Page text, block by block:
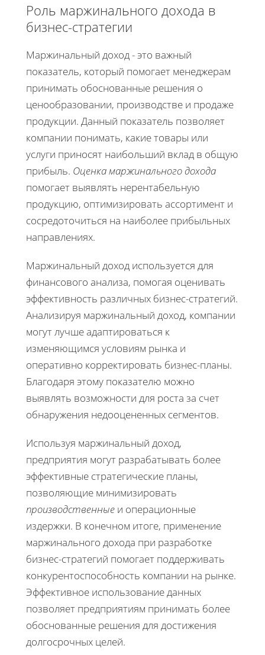
Роль маржинального дохода в
бизнес-стратегии
Маржинальный доход - это важный
показатель, который помогает менеджерам
принимать обоснованные решения о
ценообразовании, производстве и продаже
продукции. Данный показатель позволяет
компании понимать, какие товары или
услуги приносят наибольший вклад в общую
прибыль. Оценка маржинального дохода
помогает выявлять нерентабельную
продукцию, оптимизировать ассортимент и
сосредоточиться на наиболее прибыльных
направлениях.
Маржинальный доход используется для
финансового анализа, помогая оценивать
эффективность различных бизнес-стратегий.
Анализируя маржинальный доход, компании
могут лучше адаптироваться к
изменяющимся условиям рынка и
оперативно корректировать бизнес-планы.
Благодаря этому показателю можно
выявлять возможности для роста за счет
обнаружения недооцененных сегментов.
Используя маржинальный доход,
предприятия могут разрабатывать более
эффективные стратегические планы,
позволяющие минимизировать
производственные и операционные
издержки. В конечном итоге, применение
маржинального дохода при разработке
бизнес-стратегий помогает поддерживать
конкурентоспособность компании на рынке.
Эффективное использование данных
позволяет предприятиям принимать более
обоснованные решения для достижения
долгосрочных целей.